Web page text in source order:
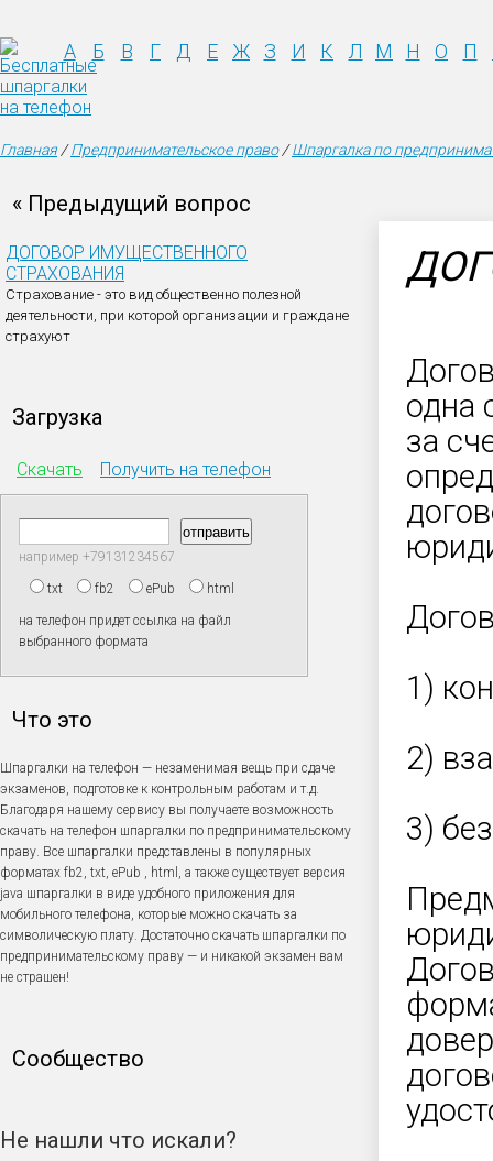
А Б В Г Д Е Ж З И К Л М Н О П
Главная/Предпринимательское право/Шпаргалка по
« Предыдущий вопрос
ДОГОВОР ИМУЩЕСТВЕННОГО
СТРАХОВАНИЯ
Страхование - это вид общественно полезной
деятельности, при которой организации и граждане
страхуют
Загрузка
Скачать Получить на телефон
например +79131234567
txt fb2 ePub html
на телефон придет ссылка на файл
выбранного формата
Что это
Шпаргалки на телефон — незаменимая вещь при сдаче
экзаменов, подготовке к контрольным работам и т.д.
Благодаря нашему сервису вы получаете возможность
скачать на телефон шпаргалки по предпринимательскому
праву. Все шпаргалки представлены в популярных
форматах fb2, txt, ePub , html, а также существует версия
java шпаргалки в виде удобного приложения для
мобильного телефона, которые можно скачать за
символическую плату. Достаточно скачать шпаргалки по
предпринимательскому праву — и никакой экзамен вам
не страшен!
Сообщество
Не нашли что искали?
одна
за
1)
2)
3)